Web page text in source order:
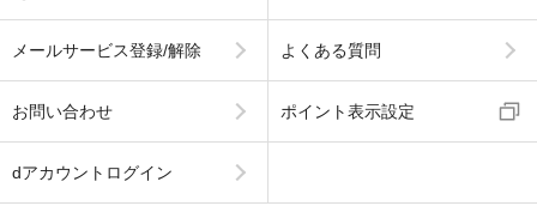
メールサービス登録/解除 よくある質問
お問い合わせ ポイント表示設定
dアカウントログイン